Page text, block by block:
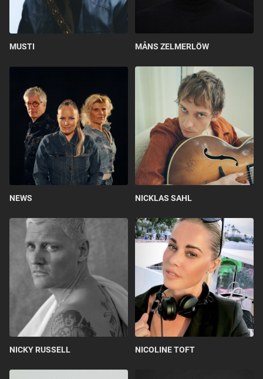
MUSTI MÅNS ZELMERLÖW
NEWS NICKLAS SAHL
NICKY RUSSELL NICOLINE TOFT